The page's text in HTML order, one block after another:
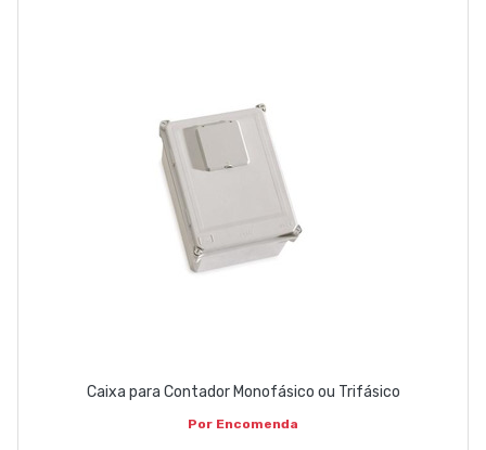
Caixa para Contador Monofásico ou Trifásico
Por Encomenda